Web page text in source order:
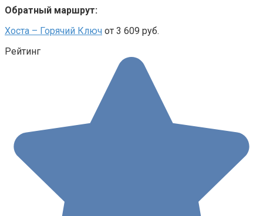
Обратный маршрут:
Хоста – Горячий Ключ от 3 609 руб.
Рейтинг